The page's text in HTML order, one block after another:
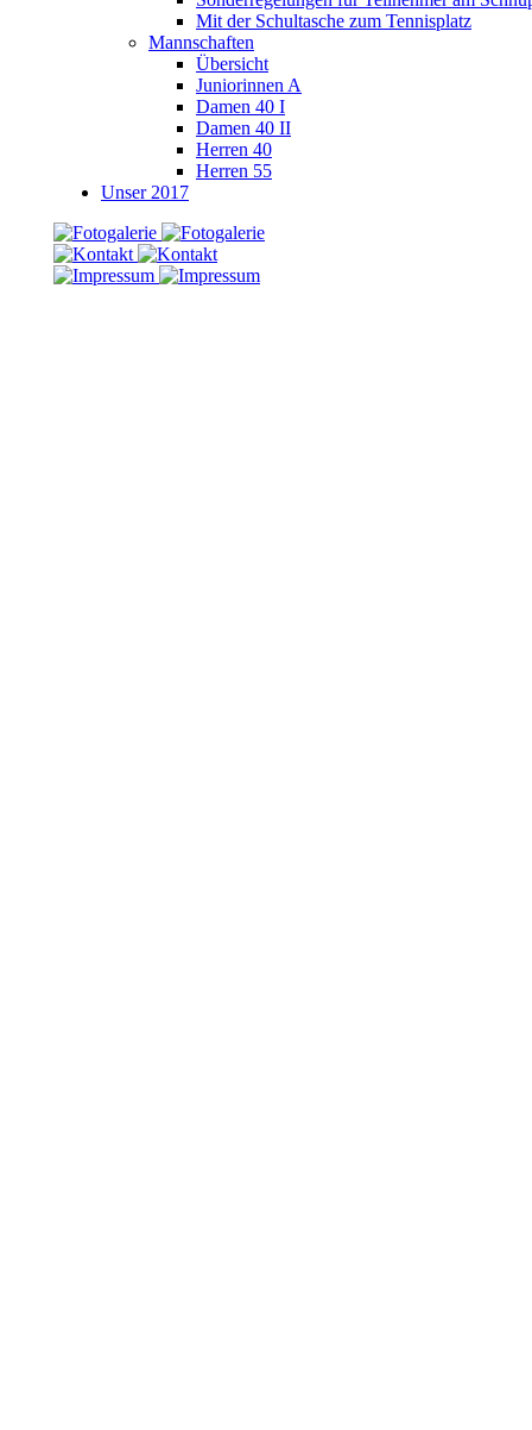
Mit der Schultasche zum Tennisplatz
Mannschaften
Übersicht
Juniorinnen A
Damen 40 I
Damen 40 II
Herren 40
Herren 55
Unser 2017